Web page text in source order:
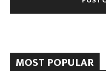
MOST POPULAR